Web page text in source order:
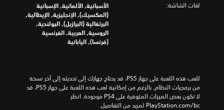
لغات الشاشة:
الأسبانية, الألمانية, الإسبانية
(المكسيك), الإنجليزية, الإيطالية,
البرتغالية (البرازيل), البولندية,
الروسية, العربية, الفرنسية
(فرنسا), اليابانية
للعب هذه اللعبة على جهاز PS5، قد يحتاج جهازك إلى تحديثه إلى آخر نسخة
من برمجيات النظام. بالرغم من إمكانية لعب هذه اللعبة على جهاز PS5، قد
لا تكون بعض الميزات المتوفرة على PS4 موجودة. انظر
‎PlayStation.com/bc لمزيد من التفاصيل.